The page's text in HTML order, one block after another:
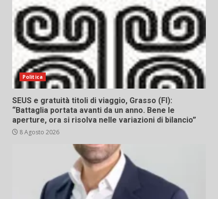
Politica
SEUS e gratuità titoli di viaggio, Grasso (FI):
“Battaglia portata avanti da un anno. Bene le
aperture, ora si risolva nelle variazioni di bilancio”
8 Agosto 2026